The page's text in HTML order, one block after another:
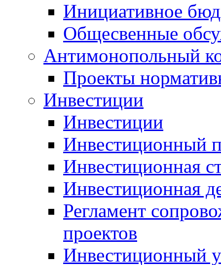
Инициативное
Общесвенные
Антимонопольный
Проекты
Инвестиции
Инвестиции
Инвестиционный
Инвестиционная
Инвестиционная
Регламент
проектов
Инвестиционный